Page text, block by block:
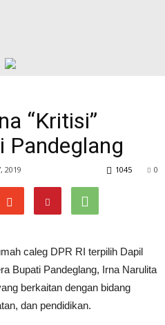
“Kritisi”
Pandeglang
2019 0
1045
caleg DPR RI terpilih Dapil
Bupati Pandeglang, Irna Narulita
berkaitan dengan bidang
dan pendidikan.